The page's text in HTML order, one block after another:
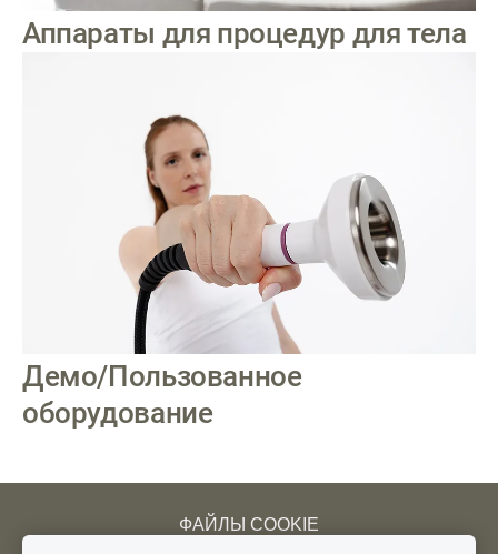
Аппараты для процедур для тела
Демо/Пользованное
оборудование
ФАЙЛЫ COOKIE